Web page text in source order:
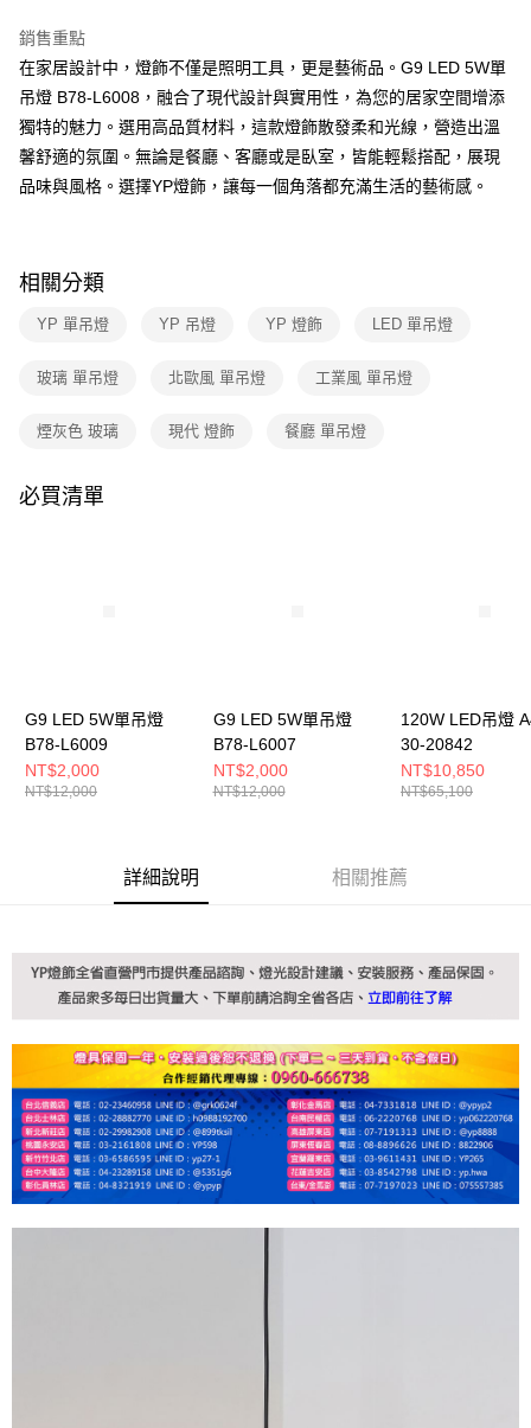
全盈+PAY
AFTEE先享後付
相關說明
【關於「AFTEE先享後付」】
AFTEE先享後付是「在收到商品之後才付款」的支付方式。 讓您購物簡單
便利好安心！
１．於結帳方式選擇「AFTEE先享後付」後，將跳轉至「AFTEE先享後付」
２．訂單成立數日內，您將收到繳費通知簡訊。
３．收到繳費通知簡訊後14天內，點擊此簡訊中的連結，可透過四大超商／
※ 請注意：結帳手續完成當下不需立刻繳費，但若您需要取消訂單，請聯絡
※ 交易是否成功請以「AFTEE先享後付 」之結帳頁面顯示為準，若有關於
３．未成年的使用者請事先徵得法定代理人或監護人之同意方可使用
「AFTEE先享後付」，若未經同意申辦者引起之損失，本公司不負相關責
任。
４．使用「AFTEE先享後付」時，將依據個別帳號之用戶狀況，依本公司即
時審查核予不同之上限額度；若仍有額度不足之情形，本公司將視審查結果
新竹貨運宅配
銷售重點
在家居設計中，燈飾不僅是照明工具，更是藝術品。G9 LED 5W單
吊燈 B78-L6008，融合了現代設計與實用性，為您的居家空間增添
獨特的魅力。選用高品質材料，這款燈飾散發柔和光線，營造出溫
馨舒適的氛圍。無論是餐廳、客廳或是臥室，皆能輕鬆搭配，展現
品味與風格。選擇YP燈飾，讓每一個角落都充滿生活的藝術感。
相關分類
YP 單吊燈 YP 吊燈 YP 燈飾 LED 單吊燈
玻璃 單吊燈 北歐風 單吊燈 工業風 單吊燈
煙灰色 玻璃 現代 燈飾 餐廳 單吊燈
必買清單
G9 LED 5W單吊燈
B78-L6009
NT$2,000
NT$12,000
G9 LED 5W單吊燈
B78-L6007
NT$2,000
NT$12,000
120W LED吊燈
30-20842
NT$10,850
NT$65,100
詳細說明 相關推薦